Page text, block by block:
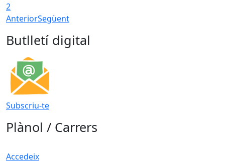
2
AnteriorSegüent
Butlletí digital
Subscriu-te
Plànol / Carrers
Accedeix